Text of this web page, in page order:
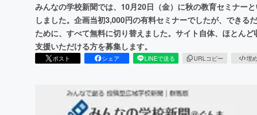
みんなの学校新聞では、10月20日（金）に秋の教育セミナー
しました。企画当初3,000円の有料セミナーでしたが、できる
ために、すべて無料に切り替えました。サイト自体、ほとん
支援いただける方を募集します。
ポスト シェア LINEで送る URLコピー 埋